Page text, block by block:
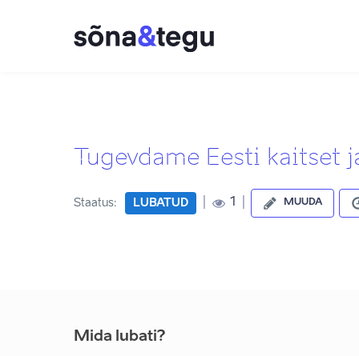
Tugevdame Eesti kaitset
Staatus: LUBATUD 1 MUUDA
Mida lubati?